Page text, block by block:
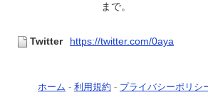
まで。
Twitter https://twitter.com/0aya
ホーム - 利用規約 - プライバシーポリシ